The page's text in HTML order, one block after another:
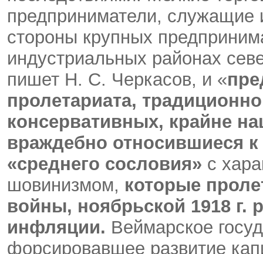
предприниматели, служащие
стороны крупных
индустриальных районах
пишет Н. С. Черкасов, и «
пролетариата,
консервативных, крайне
враждебно относившиеся
«среднего сословия» с
шовинизмом, которые
войны, ноябрьской 1918 г.
инфляции. Веймарское
форсировавшее развитие